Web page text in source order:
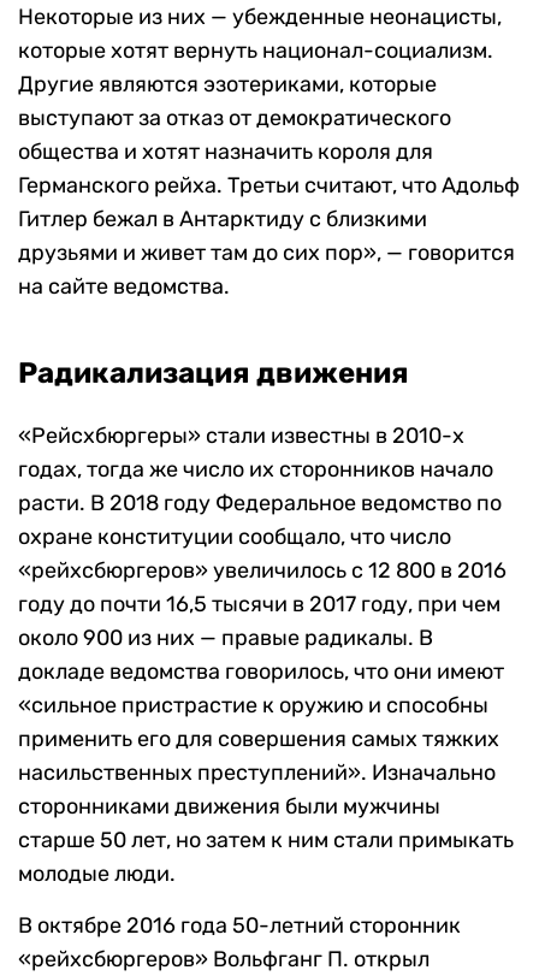
Некоторые из них — убежденные неонацисты,
которые хотят вернуть национал-социализм.
Другие являются эзотериками, которые
выступают за отказ от демократического
общества и хотят назначить короля для
Германского рейха. Третьи считают, что Адольф
Гитлер бежал в Антарктиду с близкими
друзьями и живет там до сих пор», — говорится
на сайте ведомства.
Радикализация движения
«Рейсхбюргеры» стали известны в 2010-х
годах, тогда же число их сторонников начало
расти. В 2018 году Федеральное ведомство по
охране конституции сообщало, что число
«рейхсбюргеров» увеличилось с 12 800 в 2016
году до почти 16,5 тысячи в 2017 году, при чем
около 900 из них — правые радикалы. В
докладе ведомства говорилось, что они имеют
«сильное пристрастие к оружию и способны
применить его для совершения самых тяжких
насильственных преступлений». Изначально
сторонниками движения были мужчины
старше 50 лет, но затем к ним стали примыкать
молодые люди.
В октябре 2016 года 50-летний сторонник
«рейхсбюргеров» Вольфганг П. открыл